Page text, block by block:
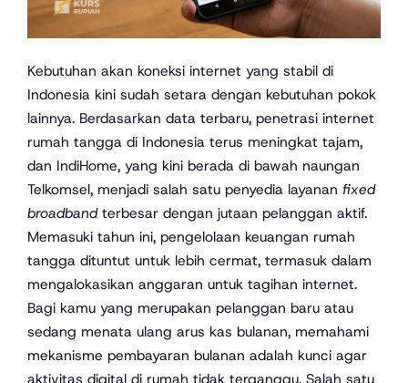
Kebutuhan akan koneksi internet yang stabil di
Indonesia kini sudah setara dengan kebutuhan pokok
lainnya. Berdasarkan data terbaru, penetrasi internet
rumah tangga di Indonesia terus meningkat tajam,
dan IndiHome, yang kini berada di bawah naungan
Telkomsel, menjadi salah satu penyedia layanan fixed
broadbandterbesar dengan jutaan pelanggan aktif.
Memasuki tahun ini, pengelolaan keuangan rumah
tangga dituntut untuk lebih cermat, termasuk dalam
mengalokasikan anggaran untuk tagihan internet.
Bagi kamu yang merupakan pelanggan baru atau
sedang menata ulang arus kas bulanan, memahami
mekanisme pembayaran bulanan adalah kunci agar
aktivitas digital di rumah tidak terganggu. Salah satu